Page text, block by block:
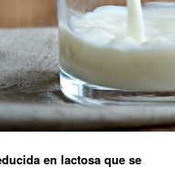
en lactosa que se